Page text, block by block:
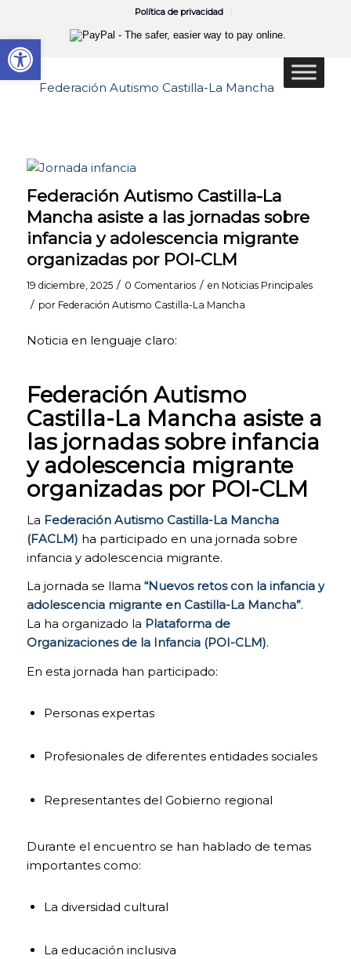
Política de privacidad
Federación Autismo Castilla-La
Mancha asiste a las jornadas sobre
infancia y adolescencia migrante
organizadas por POI-CLM
19 diciembre, 2025 / 0 Comentarios / en Noticias Principales
/ por Federación Autismo Castilla-La Mancha
Noticia en lenguaje claro:
Federación Autismo
Castilla-La Mancha asiste a
las jornadas sobre infancia
y adolescencia migrante
organizadas por POI-CLM
La Federación Autismo Castilla-La Mancha
(FACLM) ha participado en una jornada sobre
infancia y adolescencia migrante.
La jornada se llama “Nuevos retos con la infancia y
adolescencia migrante en Castilla-La Mancha”.
La ha organizado la Plataforma de
Organizaciones de la Infancia (POI-CLM).
En esta jornada han participado:
Personas expertas
Profesionales de diferentes entidades sociales
Representantes del Gobierno regional
Durante el encuentro se han hablado de temas
importantes como:
La diversidad cultural
La educación inclusiva
COOKIES
TÉCNICAS
NECESARIAS.
Para que
página web
Activadas por
técnicas son
que nuestra
página web
funcione y
navegar por la
son las que,
Abrir barra de herramientas